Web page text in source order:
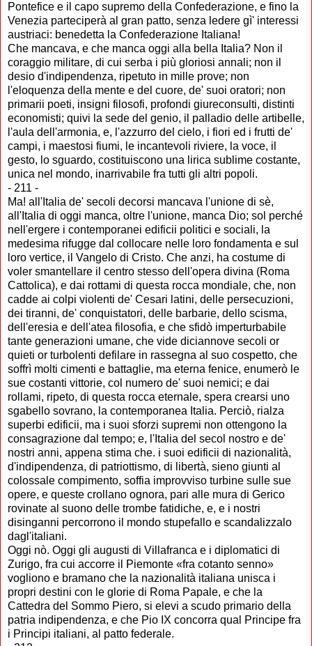
Pontefice e il capo supremo della Confederazione, e fino la
Venezia parteciperà al gran patto, senza ledere gì' interessi
austriaci: benedetta la Confederazione Italiana!
Che mancava, e che manca oggi alla bella Italia? Non il
coraggio militare, di cui serba i più gloriosi annali; non il
desio d'indipendenza, ripetuto in mille prove; non
l'eloquenza della mente e del cuore, de' suoi oratori; non
primarii poeti, insigni filosofi, profondi giureconsulti, distinti
economisti; quivi la sede del genio, il palladio delle artibelle,
l'aula dell'armonia, e, l'azzurro del cielo, i fiori ed i frutti de'
campi, i maestosi fiumi, le incantevoli riviere, la voce, il
gesto, lo sguardo, costituiscono una lirica sublime costante,
unica nel mondo, inarrivabile fra tutti gli altri popoli.
- 211 -
Ma! all'Italia de' secoli decorsi mancava l'unione di sè,
all'Italia di oggi manca, oltre l'unione, manca Dio; sol perché
nell'ergere i contemporanei edificii politici e sociali, la
medesima rifugge dal collocare nelle loro fondamenta e sul
loro vertice, il Vangelo di Cristo. Che anzi, ha costume di
voler smantellare il centro stesso dell'opera divina (Roma
Cattolica), e dai rottami di questa rocca mondiale, che, non
cadde ai colpi violenti de' Cesari latini, delle persecuzioni,
dei tiranni, de' conquistatori, delle barbarie, dello scisma,
dell'eresia e dell'atea filosofia, e che sfidò imperturbabile
tante generazioni umane, che vide diciannove secoli or
quieti or turbolenti defilare in rassegna al suo cospetto, che
soffrì molti cimenti e battaglie, ma eterna fenice, enumerò le
sue costanti vittorie, col numero de' suoi nemici; e dai
rollami, ripeto, di questa rocca eternale, spera crearsi uno
sgabello sovrano, la contemporanea Italia. Perciò, rialza
superbi edificii, ma i suoi sforzi supremi non ottengono la
consagrazione dal tempo; e, l'Italia del secol nostro e de'
nostri anni, appena stima che. i suoi edificii di nazionalità,
d'indipendenza, di patriottismo, di libertà, sieno giunti al
colossale compimento, soffia improvviso turbine sulle sue
opere, e queste crollano ognora, pari alle mura di Gerico
rovinate al suono delle trombe fatidiche, e, e i nostri
disinganni percorrono il mondo stupefallo e scandalizzalo
dagl'italiani.
Oggi nò. Oggi gli augusti di Villafranca e i diplomatici di
Zurigo, fra cui accorre il Piemonte «fra cotanto senno»
vogliono e bramano che la nazionalità italiana unisca i
propri destini con le glorie di Roma Papale, e che la
Cattedra del Sommo Piero, si elevi a scudo primario della
patria indipendenza, e che Pio IX concorra qual Principe fra
i Principi italiani, al patto federale.